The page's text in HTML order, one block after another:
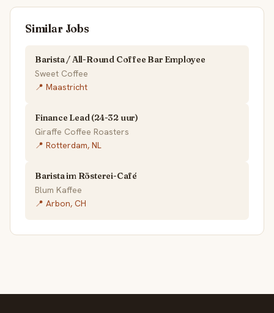
Similar Jobs
Barista / All-Round Coffee Bar Employee
Sweet Coffee
📍 Maastricht
Finance Lead (24-32 uur)
Giraffe Coffee Roasters
📍 Rotterdam, NL
Barista im Rösterei-Café
Blum Kaffee
📍 Arbon, CH